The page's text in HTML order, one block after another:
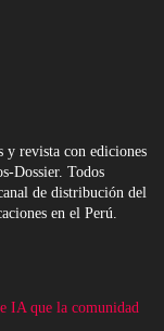
y revista con ediciones
Dossier. Todos
de distribución del
en el Perú.
IA que la comunidad